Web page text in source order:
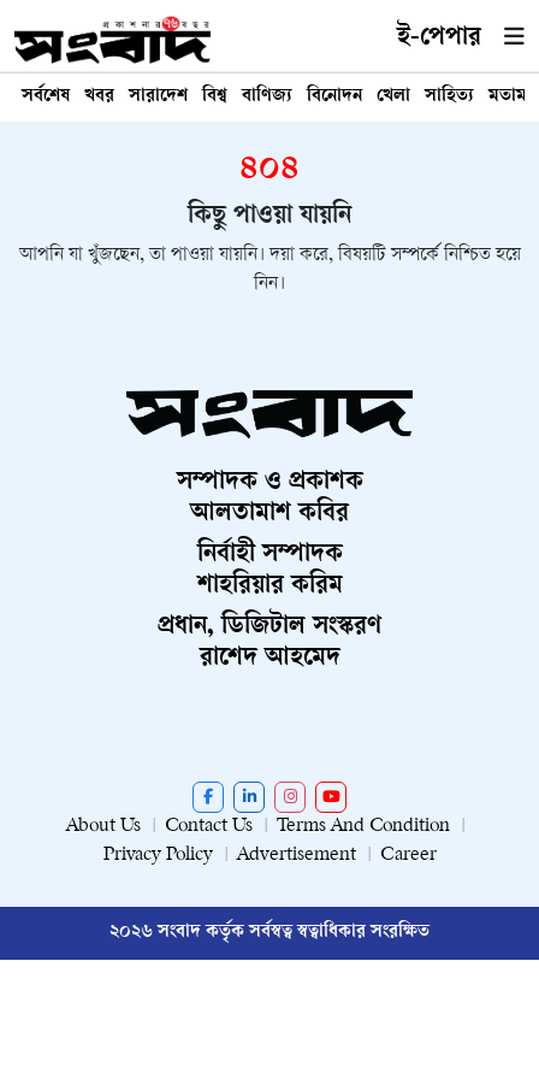
ই-পেপার
সর্বশেষ খবর সারাদেশ বিশ্ব বাণিজ্য বিনোদন খেলা সাহিত্য মতামত
৪০৪
কিছু পাওয়া যায়নি
আপনি যা খুঁজছেন, তা পাওয়া যায়নি। দয়া করে, বিষয়টি সম্পর্কে নিশ্চিত হয়ে
নিন।
সম্পাদক ও প্রকাশক
আলতামাশ কবির
নির্বাহী সম্পাদক
শাহরিয়ার করিম
প্রধান, ডিজিটাল সংস্করণ
রাশেদ আহমেদ
About Us Contact Us
Terms And Condition
Privacy Policy
Advertisement Career
২০২৬ সংবাদ কর্তৃক সর্বস্বত্ব স্বত্বাধিকার সংরক্ষিত